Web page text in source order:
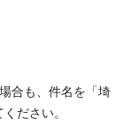
合も、件名を「埼
ださい。